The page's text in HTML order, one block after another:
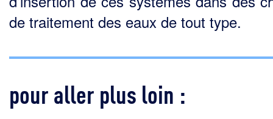
de traitement des eaux de tout type.
pour aller plus loin :